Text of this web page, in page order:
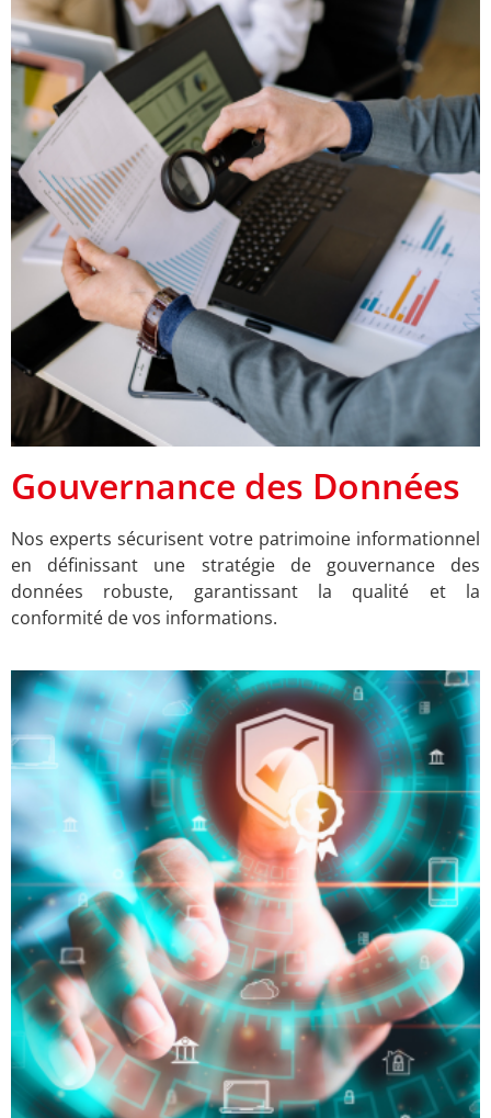
Gouvernance des Données
Nos experts sécurisent votre patrimoine informationnel
en définissant une stratégie de gouvernance des
données robuste, garantissant la qualité et la
conformité de vos informations.